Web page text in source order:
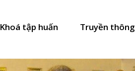
Khoá tập huấn Truyền thông